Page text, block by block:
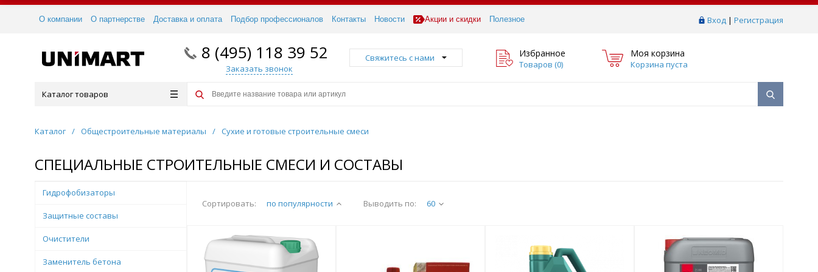
Вход | Регистрация
О компании О партнерстве Доставка и оплата Подбор профессионалов Контакты Новости Акции и скидки Полезное
8 (495) 118 39 52
Заказать звонок
Свяжитесь с нами Избранное
Товаров (0)
Моя корзина
Корзина пуста
Каталог товаров
Каталог / Общестроительные материалы / Сухие и готовые строительные смеси
СПЕЦИАЛЬНЫЕ СТРОИТЕЛЬНЫЕ СМЕСИ И СОСТАВЫ
Сортировать: по популярности Выводить по: 60
Гидрофобизаторы
Защитные составы
Очистители
Заменитель бетона